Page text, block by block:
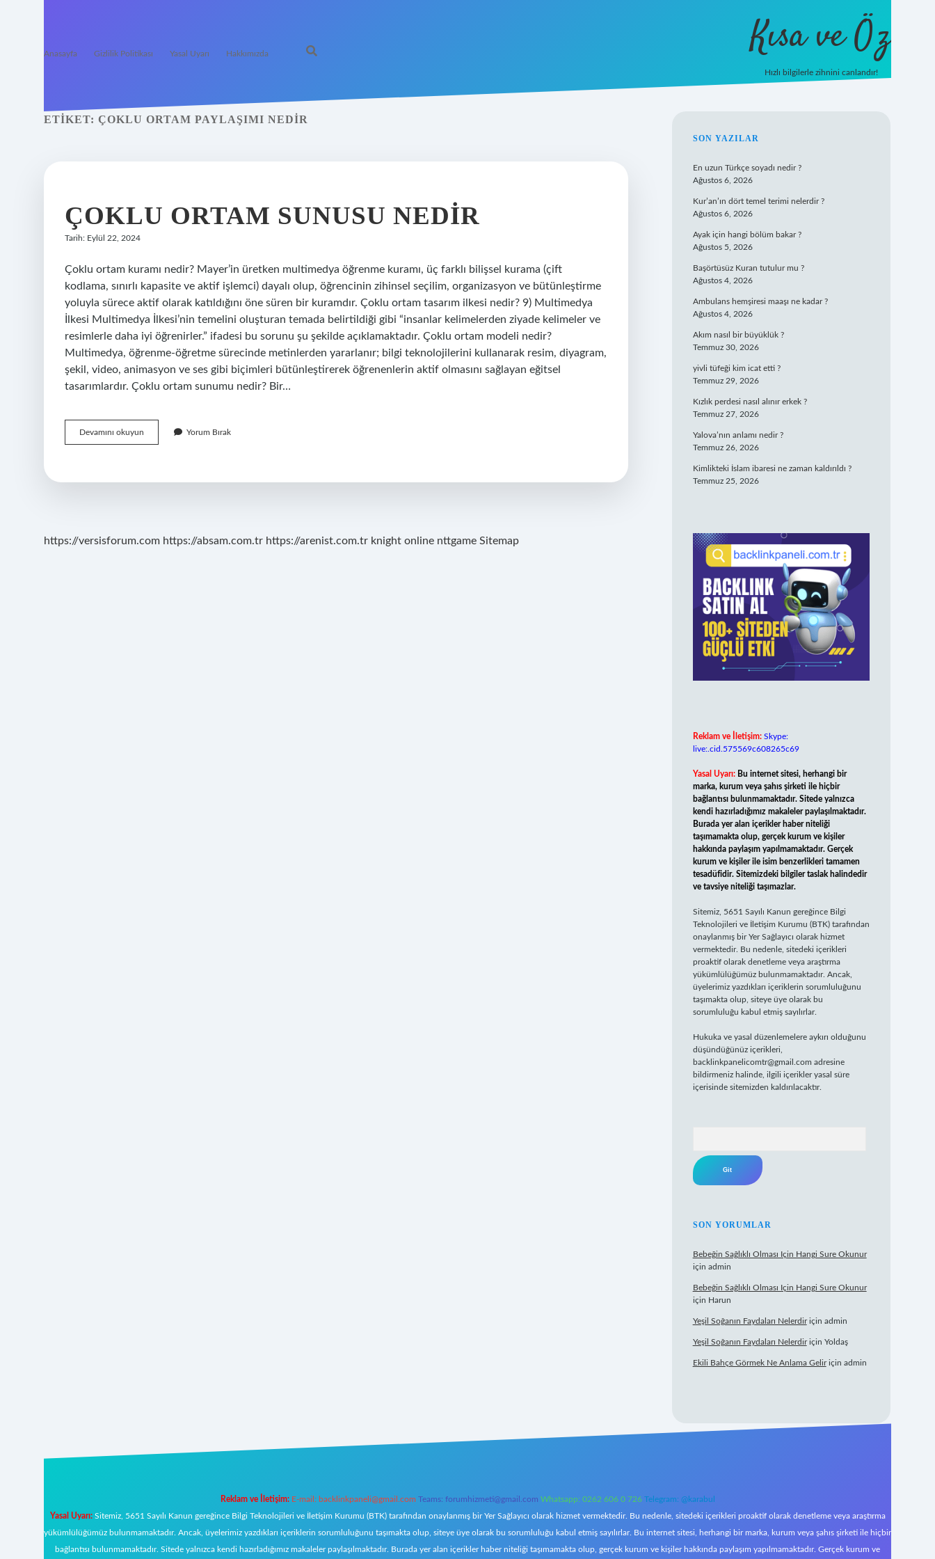
Anasayfa Gizlilik Politikası Yasal Uyarı Hakkımızda Kısa ve Öz
Hızlı bilgilerle zihnini canlandır!
ETIKET: ÇOKLU ORTAM PAYLAŞIMI NEDIR
ÇOKLU ORTAM SUNUSU NEDIR
Tarih: Eylül 22, 2024
Çoklu ortam kuramı nedir? Mayer’in üretken multimedya öğrenme kuramı, üç farklı bilişsel kurama (çift
kodlama, sınırlı kapasite ve aktif işlemci) dayalı olup, öğrencinin zihinsel seçilim, organizasyon ve bütünleştirme
yoluyla sürece aktif olarak katıldığını öne süren bir kuramdır. Çoklu ortam tasarım ilkesi nedir? 9) Multimedya
İlkesi Multimedya İlkesi’nin temelini oluşturan temada belirtildiği gibi “insanlar kelimelerden ziyade kelimeler ve
resimlerle daha iyi öğrenirler.” ifadesi bu sorunu şu şekilde açıklamaktadır. Çoklu ortam modeli nedir?
Multimedya, öğrenme-öğretme sürecinde metinlerden yararlanır; bilgi teknolojilerini kullanarak resim, diyagram,
şekil, video, animasyon ve ses gibi biçimleri bütünleştirerek öğrenenlerin aktif olmasını sağlayan eğitsel
tasarımlardır. Çoklu ortam sunumu nedir? Bir…
Devamını okuyun
Ortam
Yorum Bırak
https://versisforum.com https://absam.com.tr https://arenist.com.tr knight online nttgame Sitemap
SIDEBAR
SON YAZILAR
En uzun Türkçe soyadı nedir ?
Ağustos 6, 2026
Kur’an’ın dört temel terimi nelerdir ?
Ağustos 6, 2026
Ayak için hangi bölüm bakar ?
Ağustos 5, 2026
Başörtüsüz Kuran tutulur mu ?
Ağustos 4, 2026
Ambulans hemşiresi maaşı ne kadar ?
Ağustos 4, 2026
Akım nasıl bir büyüklük ?
Temmuz 30, 2026
yivli tüfeği kim icat etti ?
Temmuz 29, 2026
Kızlık perdesi nasıl alınır erkek ?
Temmuz 27, 2026
Yalova’nın anlamı nedir ?
Temmuz 26, 2026
Kimlikteki İslam ibaresi ne zaman kaldırıldı ?
Temmuz 25, 2026
Reklam ve İletişim: Skype:
live:.cid.575569c608265c69
Yasal Uyarı: Bu internet sitesi, herhangi bir
marka, kurum veya şahıs şirketi ile hiçbir
bağlantısı bulunmamaktadır. Sitede yalnızca
kendi hazırladığımız makaleler paylaşılmaktadır.
Burada yer alan içerikler haber niteliği
taşımamakta olup, gerçek kurum ve kişiler
hakkında paylaşım yapılmamaktadır. Gerçek
kurum ve kişiler ile isim benzerlikleri tamamen
tesadüfidir. Sitemizdeki bilgiler taslak halindedir
ve tavsiye niteliği taşımazlar.
Sitemiz, 5651 Sayılı Kanun gereğince Bilgi
Teknolojileri ve İletişim Kurumu (BTK) tarafından
onaylanmış bir Yer Sağlayıcı olarak hizmet
vermektedir. Bu nedenle, sitedeki içerikleri
proaktif olarak denetleme veya araştırma
yükümlülüğümüz bulunmamaktadır. Ancak,
üyelerimiz yazdıkları içeriklerin sorumluluğunu
taşımakta olup, siteye üye olarak bu
sorumluluğu kabul etmiş sayılırlar.
Hukuka ve yasal düzenlemelere aykırı olduğunu
düşündüğünüz içerikleri,
backlinkpanelicomtr@gmail.com adresine
bildirmeniz halinde, ilgili içerikler yasal süre
içerisinde sitemizden kaldırılacaktır.
SON YORUMLAR
Bebeğin Sağlıklı Olması Için Hangi Sure Okunur
için admin
Bebeğin Sağlıklı Olması Için Hangi Sure Okunur
için Harun
Yeşil Soğanın Faydaları Nelerdiriçin admin
Yeşil Soğanın Faydaları Nelerdiriçin Yoldaş
Ekili Bahçe Görmek Ne Anlama Geliriçin admin
Reklam ve İletişim: E-mail: backlinkpaneli@gmail.com Teams: forumhizmeti@gmail.com Whatsapp: 0262 606 0 726 Telegram: @karabul
Yasal Uyarı:Sitemiz, 5651 Sayılı Kanun gereğince Bilgi Teknolojileri ve İletişim Kurumu (BTK) tarafından onaylanmış bir Yer Sağlayıcı olarak hizmet vermektedir. Bu nedenle, sitedeki içerikleri proaktif olarak denetleme veya araştırma
yükümlülüğümüz bulunmamaktadır. Ancak, üyelerimiz yazdıkları içeriklerin sorumluluğunu taşımakta olup, siteye üye olarak bu sorumluluğu kabul etmiş sayılırlar. Bu internet sitesi, herhangi bir marka, kurum veya şahıs şirketi ile hiçbir
bağlantısı bulunmamaktadır. Sitede yalnızca kendi hazırladığımız makaleler paylaşılmaktadır. Burada yer alan içerikler haber niteliği taşımamakta olup, gerçek kurum ve kişiler hakkında paylaşım yapılmamaktadır. Gerçek kurum ve